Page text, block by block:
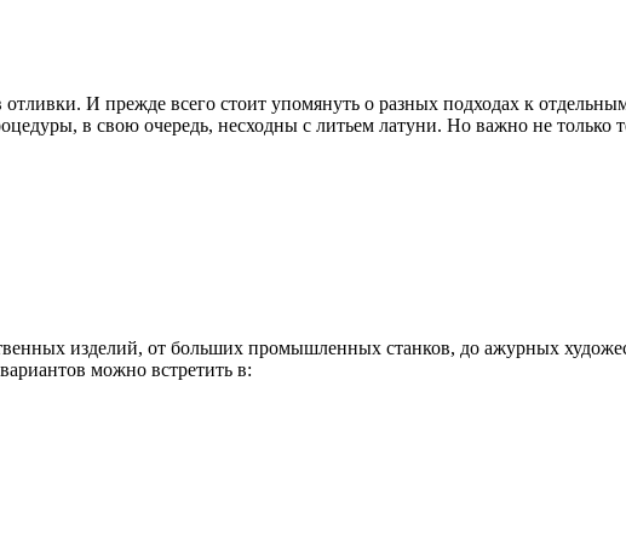
И прежде всего стоит упомянуть о разных подходах к
в свою очередь, несходны с литьем латуни. Но важно не только
изделий, от больших промышленных станков, до ажурных
можно встретить в: